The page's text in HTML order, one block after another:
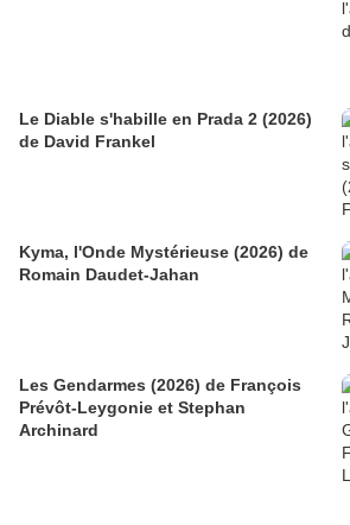
Le Diable s'habille en Prada 2 (2026)
de David Frankel
Kyma, l'Onde Mystérieuse (2026) de
Romain Daudet-Jahan
Les Gendarmes (2026) de François
Prévôt-Leygonie et Stephan
Archinard